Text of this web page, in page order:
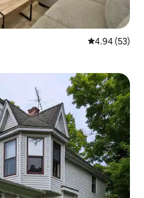
平均评分
4.94 (53)